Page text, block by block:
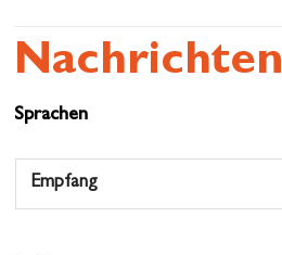
Nachrichten
Sprachen
Empfang